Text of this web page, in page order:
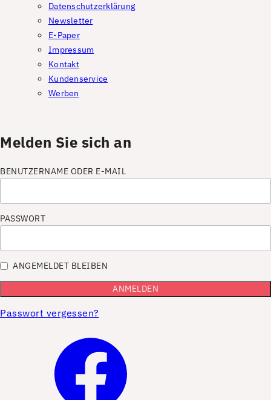
Datenschutzerklärung
Newsletter
E-Paper
Impressum
Kontakt
Kundenservice
Werben
Melden Sie sich an
BENUTZERNAME ODER E-MAIL
PASSWORT
ANGEMELDET BLEIBEN
Passwort vergessen?